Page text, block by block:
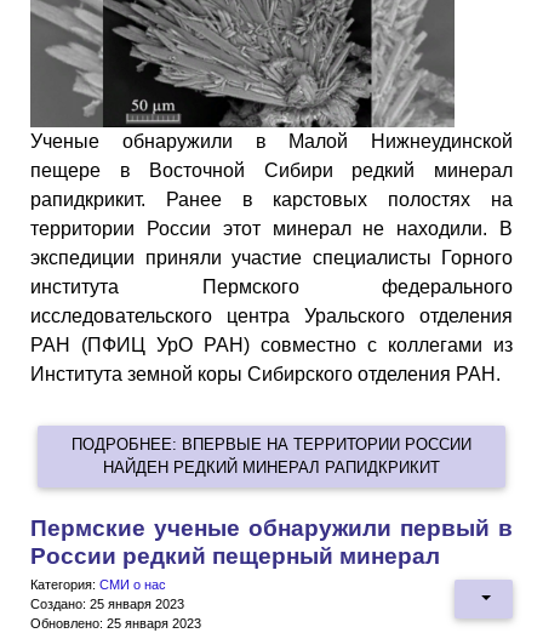
Ученые обнаружили в Малой Нижнеудинской
пещере в Восточной Сибири редкий минерал
рапидкрикит. Ранее в карстовых полостях на
территории России этот минерал не находили. В
экспедиции приняли участие специалисты Горного
института Пермского федерального
исследовательского центра Уральского отделения
РАН (ПФИЦ УрО РАН) совместно с коллегами из
Института земной коры Сибирского отделения РАН.
ПОДРОБНЕЕ: ВПЕРВЫЕ НА ТЕРРИТОРИИ РОССИИ
НАЙДЕН РЕДКИЙ МИНЕРАЛ РАПИДКРИКИТ
Пермские ученые обнаружили первый в
России редкий пещерный минерал
Категория: СМИ о нас
Создано: 25 января 2023
Обновлено: 25 января 2023